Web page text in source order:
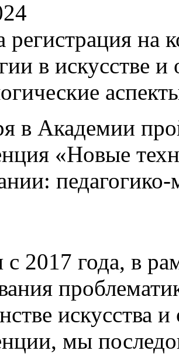
регистрация на
в искусстве
в Академии
«Новые
2017 года, в
искусства
мы